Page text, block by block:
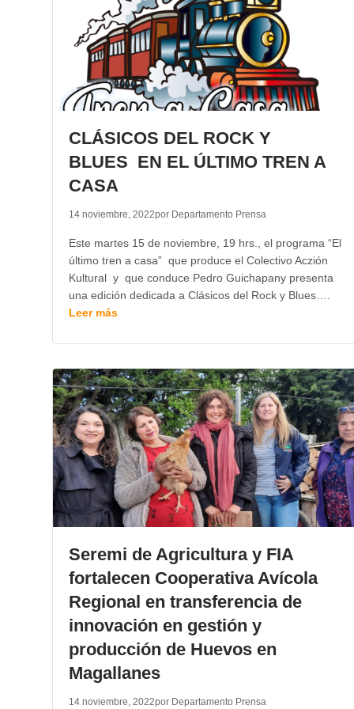
CLÁSICOS DEL ROCK Y
BLUES EN EL ÚLTIMO TREN A
CASA
14 noviembre, 2022por Departamento Prensa
Este martes 15 de noviembre, 19 hrs., el programa “El
último tren a casa” que produce el Colectivo Aczión
Kultural y que conduce Pedro Guichapany presenta
una edición dedicada a Clásicos del Rock y Blues….
Leer más
Seremi de Agricultura y FIA
fortalecen Cooperativa Avícola
Regional en transferencia de
innovación en gestión y
producción de Huevos en
Magallanes
14 noviembre, 2022por Departamento Prensa